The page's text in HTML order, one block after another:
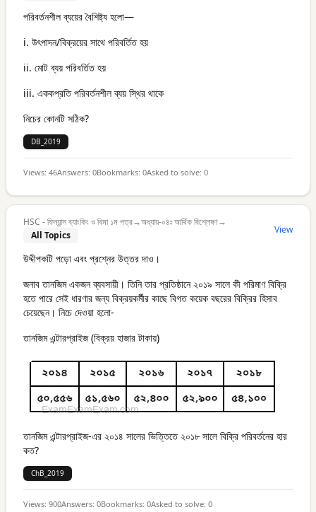
পরিবর্তনশীল ব্যয়ের বৈশিষ্ট্য হলো—
i. উৎপাদন/বিক্রয়ের সাথে পরিবর্তিত হয়
ii. মোট ব্যয় পরিবর্তিত হয়
iii. এককপ্রতি পরিবর্তনশীল ব্যয় স্থির থাকে
নিচের কোনটি সঠিক?
DB_2019
Views: 46Answers: 0Bookmarks: 0Asked to solve: 0
HSC - ফিন্যান্স ব্যাংকিং ও বিমা ১ম পত্র→অধ্যায়-০৪ঃ আর্থিক বিশ্লেষণ→
All Topics
View
উদ্দীপকটি পড়ো এবং প্রশ্নের উত্তর দাও।
জনাব তানজিম একজন ব্যবসায়ী। তিনি তার প্রতিষ্ঠানে ২০১৯ সালে কী পরিমাণ বিক্রি
হতে পারে সেই ধারণার জন্য বিক্রয়কর্মীর কাছে বিগত কয়েক বছরের বিক্রির হিসাব
চেয়েছেন। নিচে দেওয়া হলো-
তানজিম এন্টারপ্রাইজ (বিক্রয় হাজার টাকায়)
তানজিম এন্টারপ্রাইজ-এর ২০১৪ সালের ভিত্তিতে ২০১৮ সালে বিক্রি পরিবর্তনের হার
কত?
ChB_2019
Views: 900Answers: 0Bookmarks: 0Asked to solve: 0